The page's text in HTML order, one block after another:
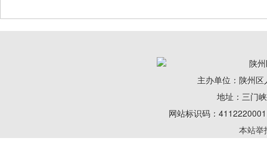
陕
主办单位：陕州
地址：三门
网站标识码：
本站举